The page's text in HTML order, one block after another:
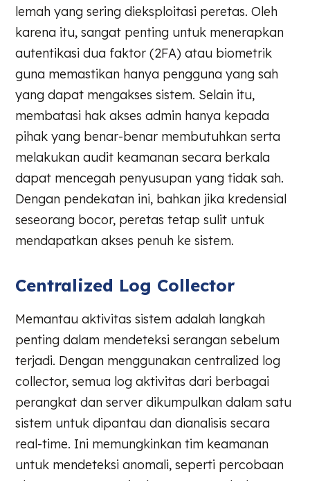
lemah yang sering dieksploitasi peretas. Oleh
karena itu, sangat penting untuk menerapkan
autentikasi dua faktor (2FA) atau biometrik
guna memastikan hanya pengguna yang sah
yang dapat mengakses sistem. Selain itu,
membatasi hak akses admin hanya kepada
pihak yang benar-benar membutuhkan serta
melakukan audit keamanan secara berkala
dapat mencegah penyusupan yang tidak sah.
Dengan pendekatan ini, bahkan jika kredensial
seseorang bocor, peretas tetap sulit untuk
mendapatkan akses penuh ke sistem.
Centralized Log Collector
Memantau aktivitas sistem adalah langkah
penting dalam mendeteksi serangan sebelum
terjadi. Dengan menggunakan centralized log
collector, semua log aktivitas dari berbagai
perangkat dan server dikumpulkan dalam satu
sistem untuk dipantau dan dianalisis secara
real-time. Ini memungkinkan tim keamanan
untuk mendeteksi anomali, seperti percobaan